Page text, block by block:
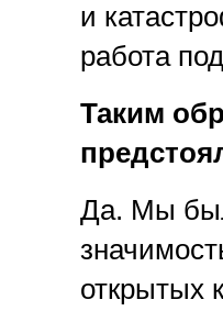
и
работа
Таким
Да. Мы
открытых